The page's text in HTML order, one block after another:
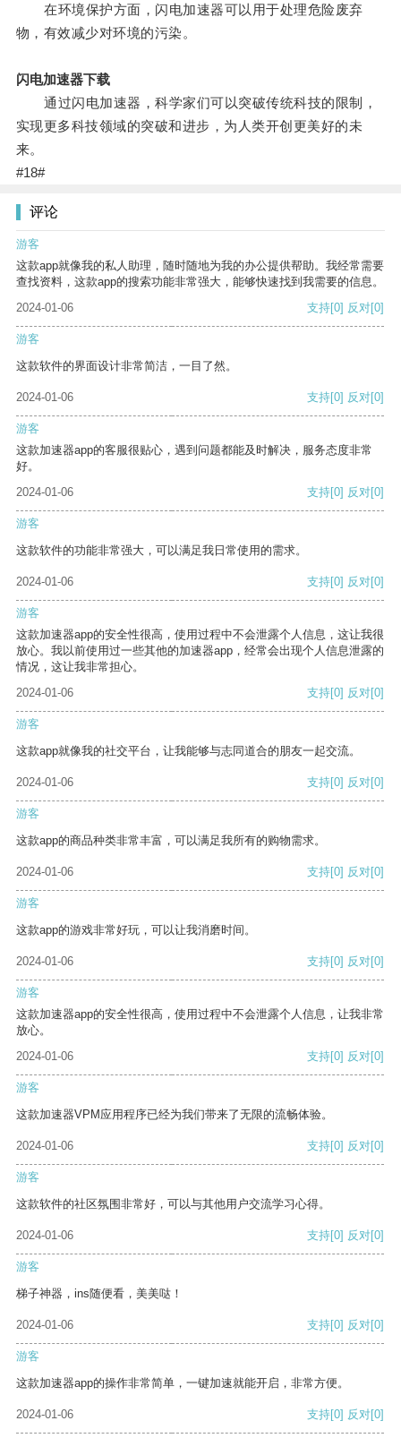
在环境保护方面，闪电加速器可以用于处理危险废弃
物，有效减少对环境的污染。
闪电加速器下载
通过闪电加速器，科学家们可以突破传统科技的限制，
实现更多科技领域的突破和进步，为人类开创更美好的未
来。
#18#
评论
游客
这款app就像我的私人助理，随时随地为我的办公提供帮助。我经常需要
查找资料，这款app的搜索功能非常强大，能够快速找到我需要的信息。
2024-01-06
支持[0] 反对[0]
游客
这款软件的界面设计非常简洁，一目了然。
2024-01-06 支持[0] 反对[0]
游客
这款加速器app的客服很贴心，遇到问题都能及时解决，服务态度非常
好。
2024-01-06
支持[0] 反对[0]
游客
这款软件的功能非常强大，可以满足我日常使用的需求。
2024-01-06 支持[0] 反对[0]
游客
这款加速器app的安全性很高，使用过程中不会泄露个人信息，这让我很
放心。我以前使用过一些其他的加速器app，经常会出现个人信息泄露的
情况，这让我非常担心。
2024-01-06
支持[0] 反对[0]
游客
这款app就像我的社交平台，让我能够与志同道合的朋友一起交流。
2024-01-06 支持[0] 反对[0]
游客
这款app的商品种类非常丰富，可以满足我所有的购物需求。
2024-01-06 支持[0] 反对[0]
游客
这款app的游戏非常好玩，可以让我消磨时间。
2024-01-06 支持[0] 反对[0]
游客
这款加速器app的安全性很高，使用过程中不会泄露个人信息，让我非常
放心。
2024-01-06
支持[0] 反对[0]
游客
这款加速器VPM应用程序已经为我们带来了无限的流畅体验。
2024-01-06 支持[0] 反对[0]
游客
这款软件的社区氛围非常好，可以与其他用户交流学习心得。
2024-01-06 支持[0] 反对[0]
游客
梯子神器，ins随便看，美美哒！
2024-01-06 支持[0] 反对[0]
游客
这款加速器app的操作非常简单，一键加速就能开启，非常方便。
2024-01-06 支持[0] 反对[0]